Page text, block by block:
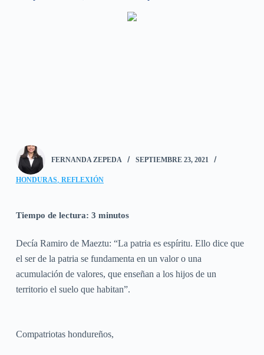
FERNANDA ZEPEDA SEPTIEMBRE 23, 2021
HONDURAS, REFLEXIÓN
Tiempo de lectura: 3 minutos
Decía Ramiro de Maeztu: “La patria es espíritu. Ello dice que
el ser de la patria se fundamenta en un valor o una
acumulación de valores, que enseñan a los hijos de un
territorio el suelo que habitan”.
Compatriotas hondureños,